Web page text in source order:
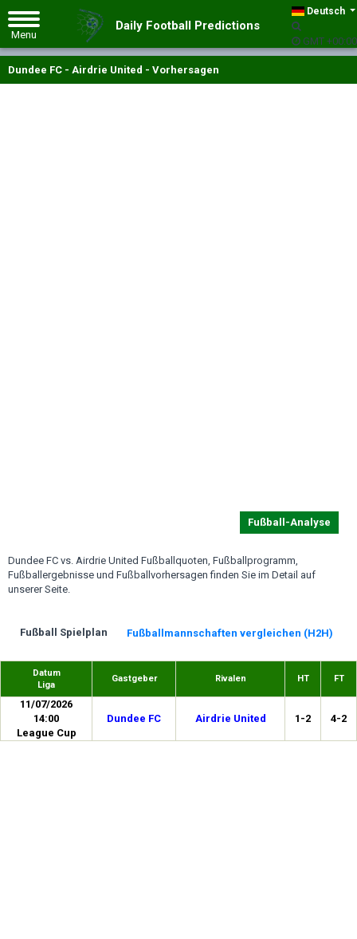
Deutsch
GMT +00:00
Daily Football Predictions
Dundee FC - Airdrie United - Vorhersagen
Fußball-Analyse
Dundee FC vs. Airdrie United Fußballquoten, Fußballprogramm,
Fußballergebnisse und Fußballvorhersagen finden Sie im Detail auf
unserer Seite.
Fußball Spielplan Fußballmannschaften vergleichen (H2H)
Datum
Liga
Gastgeber Rivalen HT FT
11/07/2026
14:00
League Cup
Dundee FC Airdrie United 1-2 4-2